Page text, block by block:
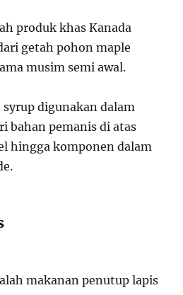
produk khas Kanada
getah pohon maple
musim semi awal.
syrup digunakan dalam
bahan pemanis di atas
hingga komponen dalam
makanan penutup lapis